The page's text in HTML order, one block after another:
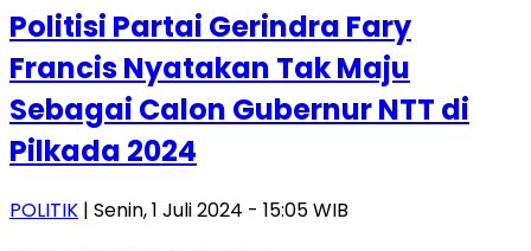
Politisi Partai Gerindra Fary
Francis Nyatakan Tak Maju
Sebagai Calon Gubernur NTT di
Pilkada 2024
POLITIK | Senin, 1 Juli 2024 - 15:05 WIB